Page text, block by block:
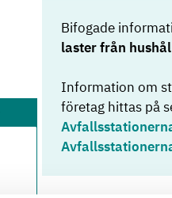
Bifogade
laster från
Information om
företag hittas på